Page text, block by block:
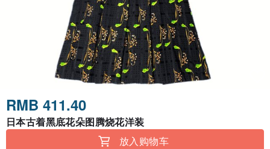
RMB 411.40
日本古着黑底花朵图腾烧花洋装
放入购物车